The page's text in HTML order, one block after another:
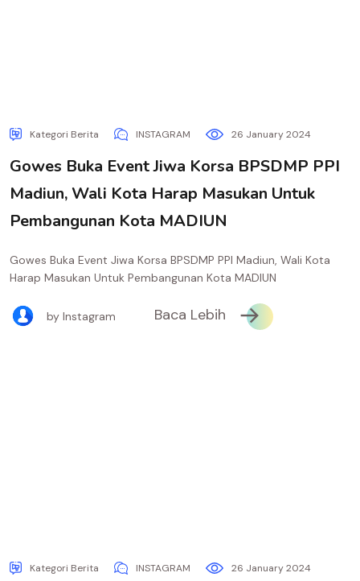
Kategori Berita INSTAGRAM 26 January 2024
Gowes Buka Event Jiwa Korsa BPSDMP PPI
Madiun, Wali Kota Harap Masukan Untuk
Pembangunan Kota MADIUN
Gowes Buka Event Jiwa Korsa BPSDMP PPI Madiun, Wali Kota
Harap Masukan Untuk Pembangunan Kota MADIUN
by Instagram Baca Lebih
Kategori Berita INSTAGRAM 26 January 2024